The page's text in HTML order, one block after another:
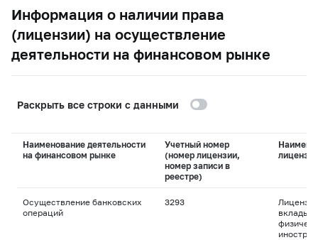
Информация о наличии права
(лицензии) на осуществление
деятельности на финансовом рынке
Раскрыть все строки с данными
Наименование деятельности
на финансовом рынке
Учетный номер
(номер лицензии,
номер записи в
реестре)
лицензии
Осуществление банковских
операций
3293
вклады